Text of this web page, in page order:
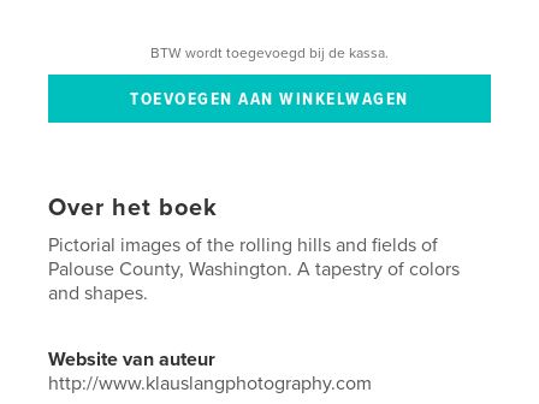
BTW wordt toegevoegd bij de kassa.
Over het boek
Pictorial images of the rolling hills and fields of
Palouse County, Washington. A tapestry of colors
and shapes.
Website van auteur
http://www.klauslangphotography.com